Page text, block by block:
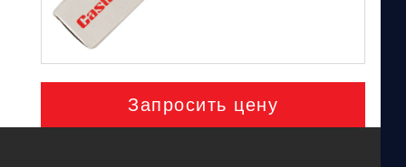
Запросить цену